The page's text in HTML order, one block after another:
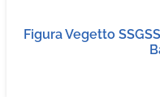
Figura Vegetto